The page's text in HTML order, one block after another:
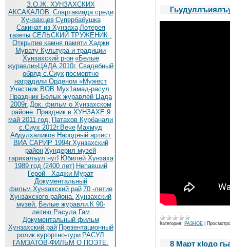
З.О.Ж. ХУНЗАХСКИХ
АКСАКАЛОВ. Спартакиада среди
Хунзахцев Супербабушка
Сакинат из Хунзаха Лотерея
газеты СЕЛЬСКИЙ ТРУЖЕНИК .
Открытие камня памяти Хаджи
Мурату Культура и традиции
Хунзахский р-он «Белые
журавли»ЦАДА 2010г. Cвадебный
обряд c.Сиух посмертно
наградили Орденом «Мужест
Участник ВОВ Мух1амад-расул.
Праздник Белых журавлей Цада
2009г. Док. фильм о Хунзахском
районе. Праздник в ХУНЗАХЕ 9
май 2011 год. Патахов Курбанали
с.Сиух 2012г.Вече Махмуд
Абдулхаликов Народный артист
ВИА САРИР 1994г.Хунзахский
район Хундерил музей
тарихалъул нугI Юбилей Хунзаха
1989 год (2400 лет) Непавший
Герой - Хаджи Мурат
Документальный
фильм.Хунзахский рай 70 -летие
Хунзахского района. Хунзахский
музей. Белые журавли.К 90-
летию Расула Гам
Документальный фильм
Хунзахский рай Презентационный
ролик курортно-тури РАСУЛ
ГАМЗАТОВ-ФИЛЬМ О ПОЭТЕ.
Категория: РАЗНОЕ
8 Март кIодо